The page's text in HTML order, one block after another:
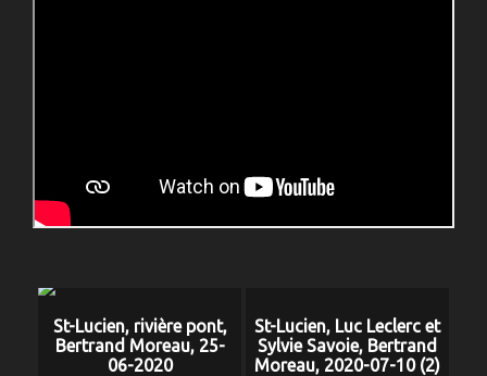
St-Lucien, rivière pont,
Bertrand Moreau, 25-
06-2020
St-Lucien, Luc Leclerc et
Sylvie Savoie, Bertrand
Moreau, 2020-07-10 (2)